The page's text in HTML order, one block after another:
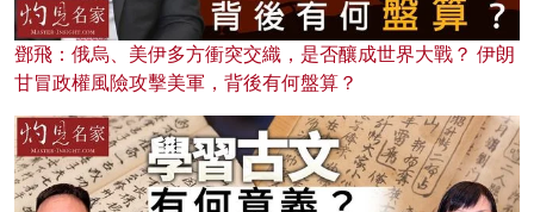
鄧飛：俄烏、美伊多方衝突交織，是否釀成世界大戰？ 伊朗
甘冒政權風險攻擊美軍，背後有何盤算？